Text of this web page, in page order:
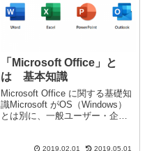
「Microsoft Office」と
は 基本知識
Microsoft Office に関する基礎知
識Microsoft がOS（Windows）
とは別に、一般ユーザー・企業
2019.02.01 2019.05.01